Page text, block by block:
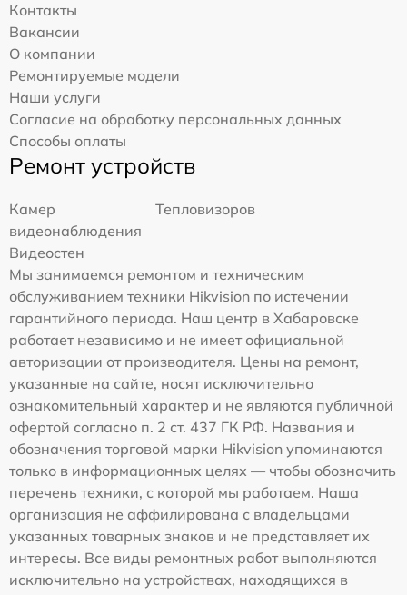
Контакты
Вакансии
О компании
Ремонтируемые модели
Наши услуги
Согласие на обработку персональных данных
Способы оплаты
Ремонт устройств
Камер
видеонаблюдения
Тепловизоров
Видеостен
Мы занимаемся ремонтом и техническим
обслуживанием техники Hikvision по истечении
гарантийного периода. Наш центр в Хабаровске
работает независимо и не имеет официальной
авторизации от производителя. Цены на ремонт,
указанные на сайте, носят исключительно
ознакомительный характер и не являются публичной
офертой согласно п. 2 ст. 437 ГК РФ. Названия и
обозначения торговой марки Hikvision упоминаются
только в информационных целях — чтобы обозначить
перечень техники, с которой мы работаем. Наша
организация не аффилирована с владельцами
указанных товарных знаков и не представляет их
интересы. Все виды ремонтных работ выполняются
исключительно на устройствах, находящихся в